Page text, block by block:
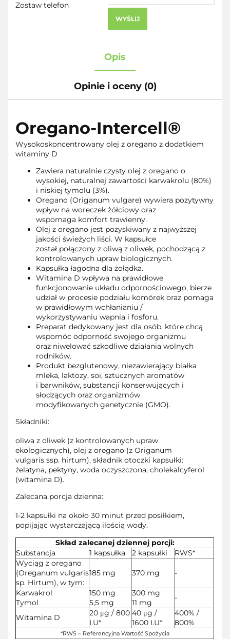
Zostaw telefon
WYŚLIJ
Opis
Opinie i oceny (0)
Oregano-Intercell®
Wysokoskoncentrowany olej z oregano z dodatkiem
witaminy D
Zawiera naturalnie czysty olej z oregano o
wysokiej, naturalnej zawartości karwakrolu (80%)
i niskiej tymolu (3%).
Oregano (Origanum vulgare) wywiera pozytywny
wpływ na woreczek żółciowy oraz
wspomaga komfort trawienny.
Olej z oregano jest pozyskiwany z najwyższej
jakości świeżych liści. W kapsułce
został połączony z oliwą z oliwek, pochodzącą z
kontrolowanych upraw biologicznych.
Kapsułka łagodna dla żołądka.
Witamina D wpływa na prawidłowe
funkcjonowanie układu odpornościowego, bierze
udział w procesie podziału komórek oraz pomaga
w prawidłowym wchłanianiu /
wykorzystywaniu wapnia i fosforu.
Preparat dedykowany jest dla osób, które chcą
wspomóc odporność swojego organizmu
oraz niwelować szkodliwe działania wolnych
rodników.
Produkt bezglutenowy, niezawierający białka
mleka, laktozy, soi, sztucznych aromatów
i barwników, substancji konserwujących i
słodzących oraz organizmów
modyfikowanych genetycznie (GMO).
Składniki:
oliwa z oliwek (z kontrolowanych upraw
ekologicznych), olej z oregano (z Origanum
vulgaris ssp. hirtum), składnik otoczki kapsułki:
żelatyna, pektyny, woda oczyszczona; cholekalcyferol
(witamina D).
Zalecana porcja dzienna:
1-2 kapsułki na około 30 minut przed posiłkiem,
popijając wystarczającą ilością wody.
Skład zalecanej dziennej porcji:
Substancja
1 kapsułka 2 kapsułki
RWS*
Wyciąg z oregano
(Oreganum vulgaris
sp. Hirtum), w tym:
185 mg 370 mg -
Karwakrol
Tymol
150 mg
5,5 mg
300 mg
11 mg
-
Witamina D
20 μg / 800
I.U*
40 μg /
1600 I.U*
400% /
800%
*RWS – Referencyjna Wartość Spożycia